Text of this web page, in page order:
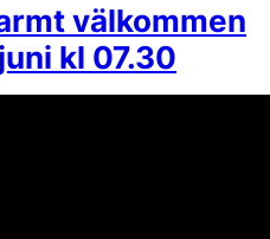
välkommen
kl 07.30